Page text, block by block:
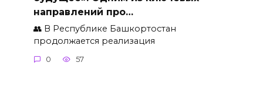
направлений про…
👥 В Республике Башкортостан
продолжается реализация
0 57